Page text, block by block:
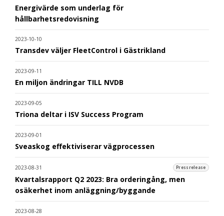
Energivärde som underlag för
hållbarhetsredovisning
2023-10-10
Transdev väljer FleetControl i Gästrikland
2023-09-11
En miljon ändringar TILL NVDB
2023-09-05
Triona deltar i ISV Success Program
2023-09-01
Sveaskog effektiviserar vägprocessen
2023-08-31 Pressrelease
Kvartalsrapport Q2 2023: Bra orderingång, men
osäkerhet inom anläggning/byggande
2023-08-28